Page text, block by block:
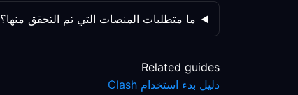
ما متطلبات المنصات التي تم التحقق منها؟
Related guides
دليل بدء استخدام Clash